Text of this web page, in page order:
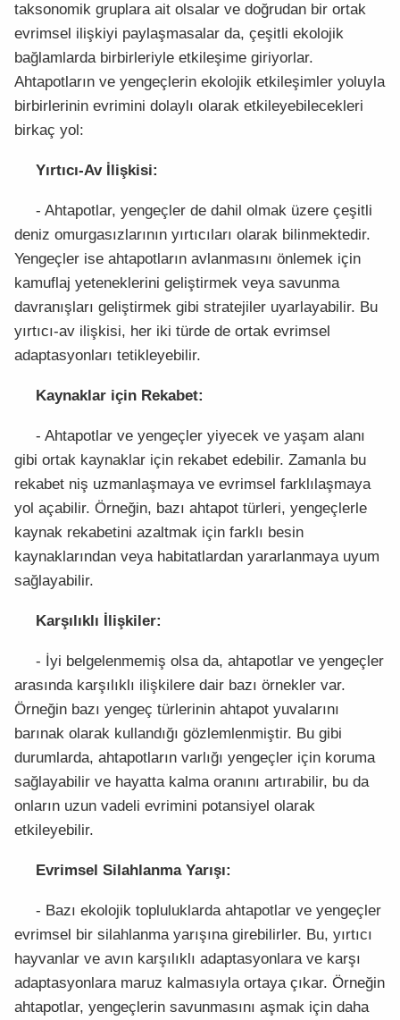
taksonomik gruplara ait olsalar ve doğrudan bir ortak
evrimsel ilişkiyi paylaşmasalar da, çeşitli ekolojik
bağlamlarda birbirleriyle etkileşime giriyorlar.
Ahtapotların ve yengeçlerin ekolojik etkileşimler yoluyla
birbirlerinin evrimini dolaylı olarak etkileyebilecekleri
birkaç yol:
Yırtıcı-Av İlişkisi:
- Ahtapotlar, yengeçler de dahil olmak üzere çeşitli
deniz omurgasızlarının yırtıcıları olarak bilinmektedir.
Yengeçler ise ahtapotların avlanmasını önlemek için
kamuflaj yeteneklerini geliştirmek veya savunma
davranışları geliştirmek gibi stratejiler uyarlayabilir. Bu
yırtıcı-av ilişkisi, her iki türde de ortak evrimsel
adaptasyonları tetikleyebilir.
Kaynaklar için Rekabet:
- Ahtapotlar ve yengeçler yiyecek ve yaşam alanı
gibi ortak kaynaklar için rekabet edebilir. Zamanla bu
rekabet niş uzmanlaşmaya ve evrimsel farklılaşmaya
yol açabilir. Örneğin, bazı ahtapot türleri, yengeçlerle
kaynak rekabetini azaltmak için farklı besin
kaynaklarından veya habitatlardan yararlanmaya uyum
sağlayabilir.
Karşılıklı İlişkiler:
- İyi belgelenmemiş olsa da, ahtapotlar ve yengeçler
arasında karşılıklı ilişkilere dair bazı örnekler var.
Örneğin bazı yengeç türlerinin ahtapot yuvalarını
barınak olarak kullandığı gözlemlenmiştir. Bu gibi
durumlarda, ahtapotların varlığı yengeçler için koruma
sağlayabilir ve hayatta kalma oranını artırabilir, bu da
onların uzun vadeli evrimini potansiyel olarak
etkileyebilir.
Evrimsel Silahlanma Yarışı:
- Bazı ekolojik topluluklarda ahtapotlar ve yengeçler
evrimsel bir silahlanma yarışına girebilirler. Bu, yırtıcı
hayvanlar ve avın karşılıklı adaptasyonlara ve karşı
adaptasyonlara maruz kalmasıyla ortaya çıkar. Örneğin
ahtapotlar, yengeçlerin savunmasını aşmak için daha